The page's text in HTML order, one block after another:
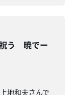
祝う 暁でー
地和夫さんで